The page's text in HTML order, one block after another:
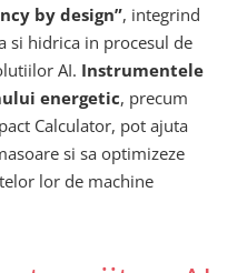
by design”, integrind
si hidrica in procesul de
AI. Instrumentele
energetic, precum
Calculator, pot ajuta
si sa optimizeze
lor de machine